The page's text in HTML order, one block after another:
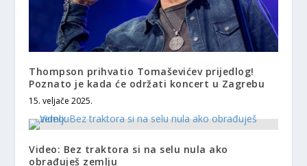
Thompson prihvatio Tomaševićev prijedlog!
Poznato je kada će održati koncert u Zagrebu
15. veljače 2025.
Video: Bez traktora si na selu nula ako
obrađuješ zemlju